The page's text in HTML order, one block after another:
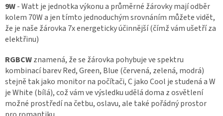
9W- Watt je jednotka výkonu a průměrné žárovky mají odběr
kolem 70W a jen tímto jednoduchým srovnáním můžete vidět,
že je naše žárovka 7x energeticky účinnější (čímž vám ušetří za
elektřinu)
RGBCWznamená, že se žárovka pohybuje ve spektru
kombinací barev Red, Green, Blue (červená, zelená, modrá)
stejně tak jako monitor na počítači, C jako Cool je studená a W
je White (bílá), což vám ve výsledku udělá doma z osvětlení
možné prostředí na četbu, oslavu, ale také pořádný prostor